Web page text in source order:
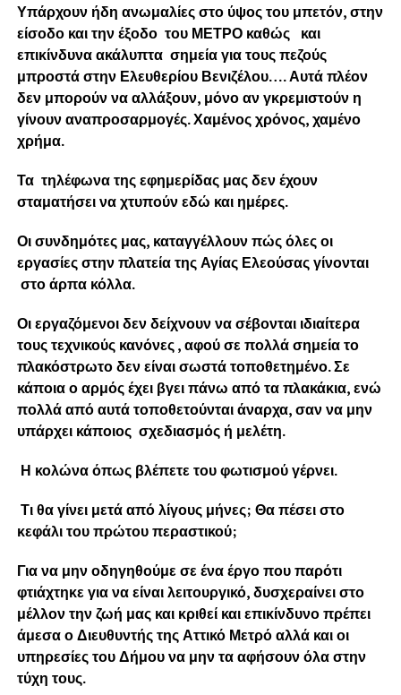
Υπάρχουν ήδη ανωμαλίες στο ύψος του μπετόν, στην
είσοδο και την έξοδο του ΜΕΤΡΟ καθώς και
επικίνδυνα ακάλυπτα σημεία για τους πεζούς
μπροστά στην Ελευθερίου Βενιζέλου…. Αυτά πλέον
δεν μπορούν να αλλάξουν, μόνο αν γκρεμιστούν η
γίνουν αναπροσαρμογές. Χαμένος χρόνος, χαμένο
χρήμα.
Τα τηλέφωνα της εφημερίδας μας δεν έχουν
σταματήσει να χτυπούν εδώ και ημέρες.
Οι συνδημότες μας, καταγγέλλουν πώς όλες οι
εργασίες στην πλατεία της Αγίας Ελεούσας γίνονται
στο άρπα κόλλα.
Οι εργαζόμενοι δεν δείχνουν να σέβονται ιδιαίτερα
τους τεχνικούς κανόνες , αφού σε πολλά σημεία το
πλακόστρωτο δεν είναι σωστά τοποθετημένο. Σε
κάποια ο αρμός έχει βγει πάνω από τα πλακάκια, ενώ
πολλά από αυτά τοποθετούνται άναρχα, σαν να μην
υπάρχει κάποιος σχεδιασμός ή μελέτη.
Η κολώνα όπως βλέπετε του φωτισμού γέρνει.
Τι θα γίνει μετά από λίγους μήνες; Θα πέσει στο
κεφάλι του πρώτου περαστικού;
Για να μην οδηγηθούμε σε ένα έργο που παρότι
φτιάχτηκε για να είναι λειτουργικό, δυσχεραίνει στο
μέλλον την ζωή μας και κριθεί και επικίνδυνο πρέπει
άμεσα ο Διευθυντής της Αττικό Μετρό αλλά και οι
υπηρεσίες του Δήμου να μην τα αφήσουν όλα στην
τύχη τους.